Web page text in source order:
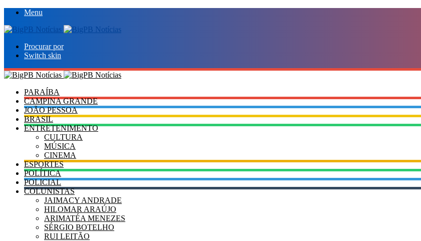
Menu
Procurar por
Switch skin
PARAÍBA
CAMPINA GRANDE
JOÃO PESSOA
BRASIL
ENTRETENIMENTO
CULTURA
MÚSICA
CINEMA
ESPORTES
POLÍTICA
POLICIAL
COLUNISTAS
JAIMACY ANDRADE
HILOMAR ARAÚJO
ARIMATÉA MENEZES
SÉRGIO BOTELHO
RUI LEITÃO